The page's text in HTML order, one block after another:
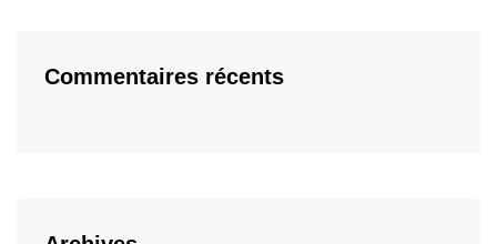
Commentaires récents